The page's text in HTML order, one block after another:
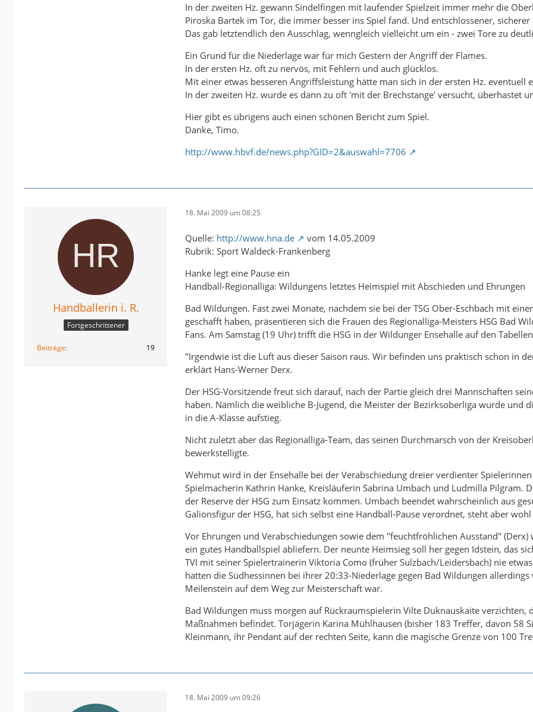
In der zweiten Hz. gewann Sindelfingen mit laufender Spielzeit immer mehr die
Piroska Bartek im Tor, die immer besser ins Spiel fand. Und entschlossener,
Das gab letztendlich den Ausschlag, wenngleich vielleicht um ein - zwei Tore zu
Ein Grund für die Niederlage war für mich Gestern der Angriff der Flames.
In der ersten Hz. oft zu nervös, mit Fehlern und auch glücklos.
Mit einer etwas besseren Angriffsleistung hätte man sich in der ersten Hz. eventuell
In der zweiten Hz. wurde es dann zu oft 'mit der Brechstange' versucht, überhastet
Hier gibt es übrigens auch einen schönen Bericht zum Spiel.
Danke, Timo.
http://www.hbvf.de/news.php?GID=2&auswahl=7706
Handballerin i. R.
Fortgeschrittener
Beiträge 19
18. Mai 2009 um 08:25
Quelle: http://www.hna.de
vom 14.05.2009
Rubrik: Sport Waldeck-Frankenberg
Hanke legt eine Pause ein
Handball-Regionalliga: Wildungens letztes Heimspiel mit Abschieden und Ehrungen
Bad Wildungen. Fast zwei Monate, nachdem sie bei der TSG Ober-Eschbach mit
geschafft haben, präsentieren sich die Frauen des Regionalliga-Meisters HSG Bad
Fans. Am Samstag (19 Uhr) trifft die HSG in der Wildunger Ensehalle auf den
"Irgendwie ist die Luft aus dieser Saison raus. Wir befinden uns praktisch schon in
erklärt Hans-Werner Derx.
Der HSG-Vorsitzende freut sich darauf, nach der Partie gleich drei Mannschaften
haben. Nämlich die weibliche B-Jugend, die Meister der Bezirksoberliga wurde und
in die A-Klasse aufstieg.
Nicht zuletzt aber das Regionalliga-Team, das seinen Durchmarsch von der
bewerkstelligte.
Wehmut wird in der Ensehalle bei der Verabschiedung dreier verdienter
Spielmacherin Kathrin Hanke, Kreisläuferin Sabrina Umbach und Ludmilla
der Reserve der HSG zum Einsatz kommen. Umbach beendet wahrscheinlich aus
Galionsfigur der HSG, hat sich selbst eine Handball-Pause verordnet, steht aber
Vor Ehrungen und Verabschiedungen sowie dem "feuchtfröhlichen Ausstand"
ein gutes Handballspiel abliefern. Der neunte Heimsieg soll her gegen Idstein, das
TVI mit seiner Spielertrainerin Viktoria Como (früher Sulzbach/Leidersbach) nie
hatten die Südhessinnen bei ihrer 20:33-Niederlage gegen Bad Wildungen
Meilenstein auf dem Weg zur Meisterschaft war.
Bad Wildungen muss morgen auf Rückraumspielerin Vilte Duknauskaite
Maßnahmen befindet. Torjägerin Karina Mühlhausen (bisher 183 Treffer, davon 58
Kleinmann, ihr Pendant auf der rechten Seite, kann die magische Grenze von 100
18. Mai 2009 um 09:26